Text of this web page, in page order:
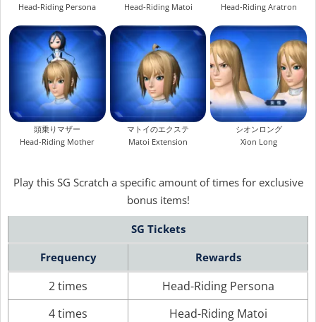
Head-Riding Persona
Head-Riding Matoi
Head-Riding Aratron
頭乗りマザー
Head-Riding Mother
マトイのエクステ
Matoi Extension
シオンロング
Xion Long
Play this SG Scratch a specific amount of times for exclusive
bonus items!
SG Tickets
Frequency
Rewards
2 times
Head-Riding Persona
4 times
Head-Riding Matoi